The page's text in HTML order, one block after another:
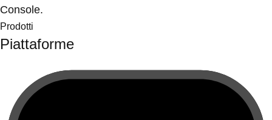
Console.
Prodotti
Piattaforme